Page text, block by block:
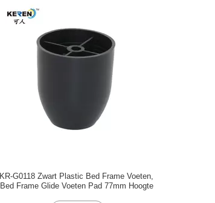
KR-G0118 Zwart Plastic Bed Frame Voeten,
Bed Frame Glide Voeten Pad 77mm Hoogte